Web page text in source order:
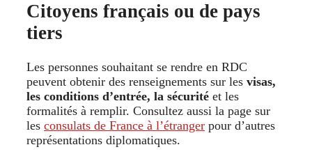
Citoyens français ou de pays
tiers
Les personnes souhaitant se rendre en RDC
peuvent obtenir des renseignements sur les visas,
les conditions d’entrée, la sécurité et les
formalités à remplir. Consultez aussi la page sur
les consulats de France à l’étranger pour d’autres
représentations diplomatiques.